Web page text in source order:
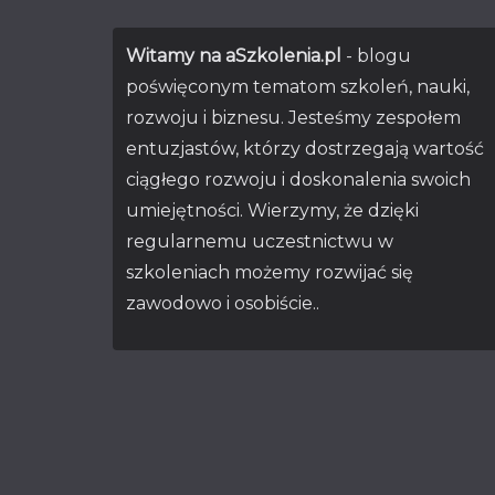
Witamy na aSzkolenia.pl - blogu
poświęconym tematom szkoleń, nauki,
rozwoju i biznesu. Jesteśmy zespołem
entuzjastów, którzy dostrzegają wartość
ciągłego rozwoju i doskonalenia swoich
umiejętności. Wierzymy, że dzięki
regularnemu uczestnictwu w
szkoleniach możemy rozwijać się
zawodowo i osobiście..